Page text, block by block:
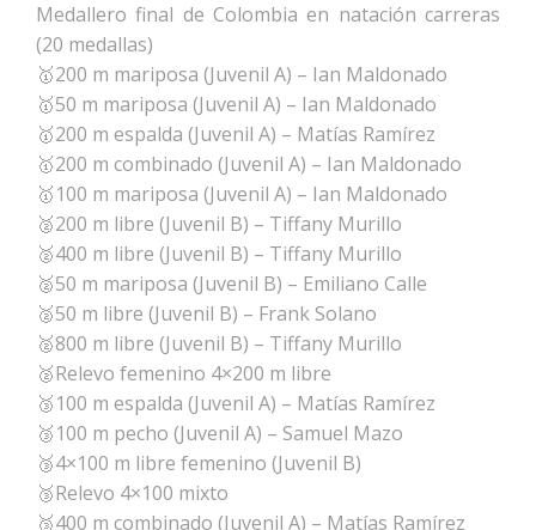
Medallero final de Colombia en natación carreras
(20 medallas)
🥇200 m mariposa (Juvenil A) – Ian Maldonado
🥇50 m mariposa (Juvenil A) – Ian Maldonado
🥇200 m espalda (Juvenil A) – Matías Ramírez
🥇200 m combinado (Juvenil A) – Ian Maldonado
🥇100 m mariposa (Juvenil A) – Ian Maldonado
🥈200 m libre (Juvenil B) – Tiffany Murillo
🥈400 m libre (Juvenil B) – Tiffany Murillo
🥈50 m mariposa (Juvenil B) – Emiliano Calle
🥈50 m libre (Juvenil B) – Frank Solano
🥈800 m libre (Juvenil B) – Tiffany Murillo
🥈Relevo femenino 4×200 m libre
🥉100 m espalda (Juvenil A) – Matías Ramírez
🥉100 m pecho (Juvenil A) – Samuel Mazo
🥉4×100 m libre femenino (Juvenil B)
🥉Relevo 4×100 mixto
🥉400 m combinado (Juvenil A) – Matías Ramírez